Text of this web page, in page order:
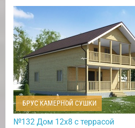
БРУС КАМЕРНОЙ СУШКИ
№132 Дом 12х8 с террасой